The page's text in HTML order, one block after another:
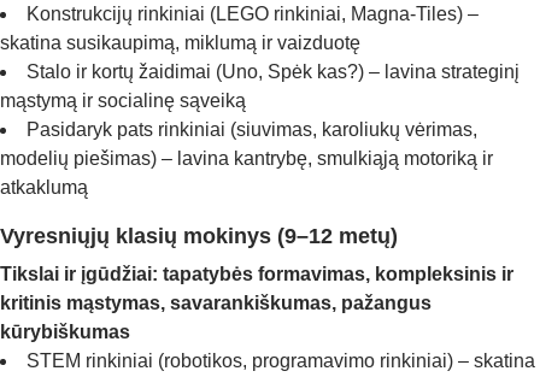
Konstrukcijų rinkiniai (LEGO rinkiniai, Magna-Tiles) –
skatina susikaupimą, miklumą ir vaizduotę
Stalo ir kortų žaidimai (Uno, Spėk kas?) – lavina strateginį
mąstymą ir socialinę sąveiką
Pasidaryk pats rinkiniai (siuvimas, karoliukų vėrimas,
modelių piešimas) – lavina kantrybę, smulkiąją motoriką ir
atkaklumą
Vyresniųjų klasių mokinys (9–12 metų)
Tikslai ir įgūdžiai: tapatybės formavimas, kompleksinis ir
kritinis mąstymas, savarankiškumas, pažangus
kūrybiškumas
STEM rinkiniai (robotikos, programavimo rinkiniai) – skatina